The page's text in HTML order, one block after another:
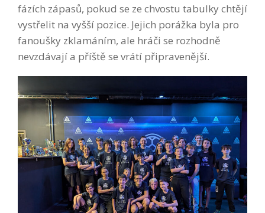
fázích zápasů, pokud se ze chvostu tabulky chtějí
vystřelit na vyšší pozice. Jejich porážka byla pro
fanoušky zklamáním, ale hráči se rozhodně
nevzdávají a příště se vrátí připravenější.